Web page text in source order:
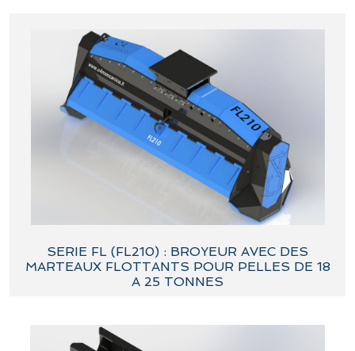
SERIE FL (FL210) : BROYEUR AVEC DES
MARTEAUX FLOTTANTS POUR PELLES DE 18
A 25 TONNES